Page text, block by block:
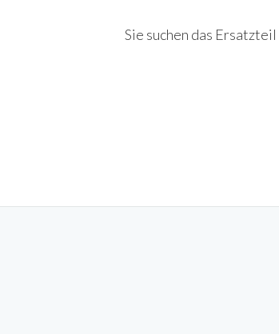
Sie suchen das Ersatzteil